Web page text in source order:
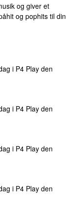
og giver et
og pophits til din
i P4 Play den
i P4 Play den
i P4 Play den
i P4 Play den